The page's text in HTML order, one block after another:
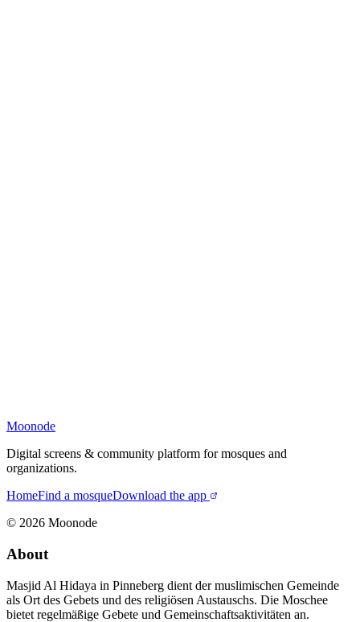
Moonode
Digital screens & community platform for mosques and
organizations.
HomeFind a mosqueDownload the app
© 2026 Moonode
About
Masjid Al Hidaya in Pinneberg dient der muslimischen Gemeinde
als Ort des Gebets und des religiösen Austauschs. Die Moschee
bietet regelmäßige Gebete und Gemeinschaftsaktivitäten an.